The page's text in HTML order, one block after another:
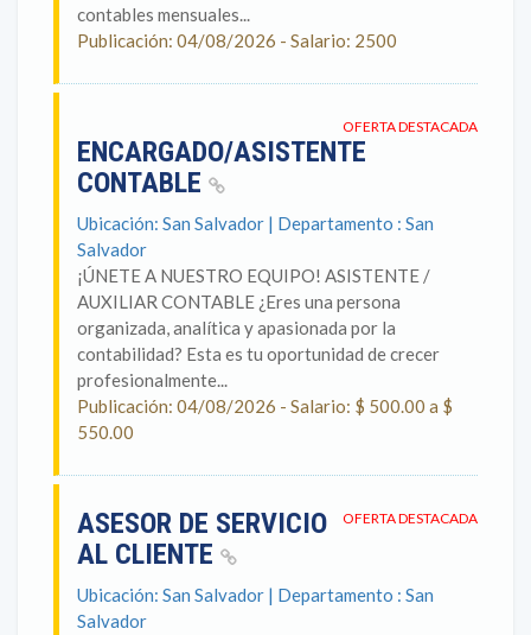
contables mensuales...
Publicación: 04/08/2026 - Salario: 2500
OFERTA DESTACADA
ENCARGADO/ASISTENTE
CONTABLE
Ubicación: San Salvador | Departamento : San
Salvador
¡ÚNETE A NUESTRO EQUIPO! ASISTENTE /
AUXILIAR CONTABLE ¿Eres una persona
organizada, analítica y apasionada por la
contabilidad? Esta es tu oportunidad de crecer
profesionalmente...
Publicación: 04/08/2026 - Salario: $ 500.00 a $
550.00
OFERTA DESTACADA
ASESOR DE SERVICIO
AL CLIENTE
Ubicación: San Salvador | Departamento : San
Salvador